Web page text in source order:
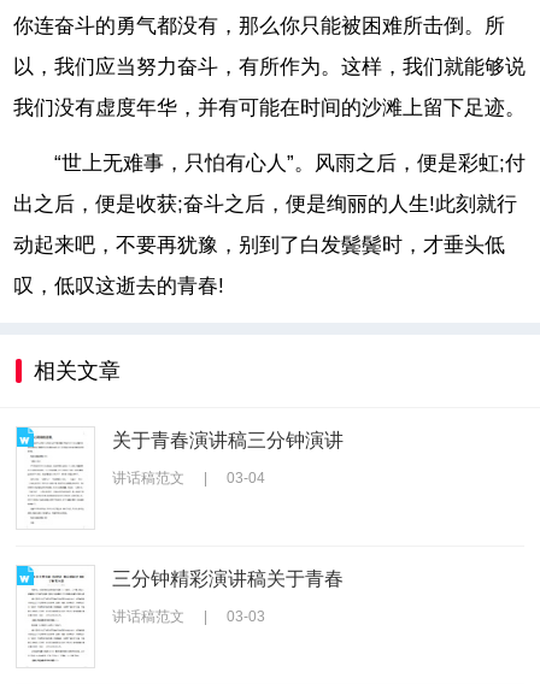
你连奋斗的勇气都没有，那么你只能被困难所击倒。所
以，我们应当努力奋斗，有所作为。这样，我们就能够说
我们没有虚度年华，并有可能在时间的沙滩上留下足迹。
“世上无难事，只怕有心人”。风雨之后，便是彩虹;付
出之后，便是收获;奋斗之后，便是绚丽的人生!此刻就行
动起来吧，不要再犹豫，别到了白发鬓鬓时，才垂头低
叹，低叹这逝去的青春!
相关文章
关于青春演讲稿三分钟演讲
讲话稿范文 03-04
三分钟精彩演讲稿关于青春
讲话稿范文 03-03